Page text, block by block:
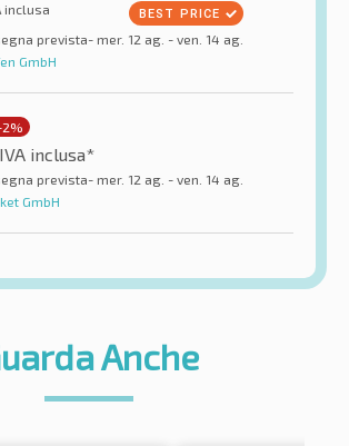
inclusa
prevista- mer. 12 ag. - ven. 14 ag.
GmbH
IVA inclusa*
prevista- mer. 12 ag. - ven. 14 ag.
GmbH
Anche